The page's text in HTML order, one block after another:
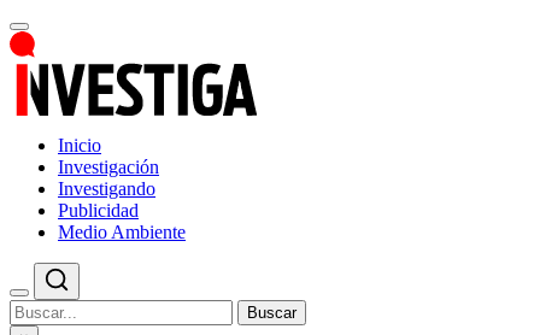
Inicio
Investigación
Investigando
Publicidad
Medio Ambiente
Buscar